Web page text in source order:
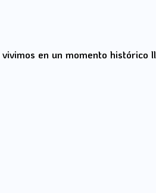
vivimos en un momento histórico